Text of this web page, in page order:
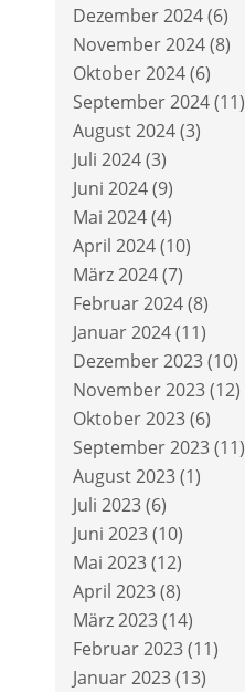
Dezember 2024(6)
November 2024(8)
Oktober 2024(6)
September 2024(11)
August 2024(3)
Juli 2024(3)
Juni 2024(9)
Mai 2024(4)
April 2024(10)
März 2024(7)
Februar 2024(8)
Januar 2024(11)
Dezember 2023(10)
November 2023(12)
Oktober 2023(6)
September 2023(11)
August 2023(1)
Juli 2023(6)
Juni 2023(10)
Mai 2023(12)
April 2023(8)
März 2023(14)
Februar 2023(11)
Januar 2023(13)